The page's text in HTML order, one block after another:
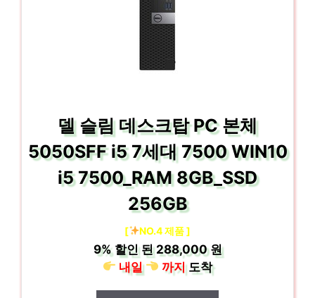
델 슬림 데스크탑 PC 본체
5050SFF i5 7세대 7500 WIN10
i5 7500_RAM 8GB_SSD
256GB
[ NO.4 제품 ]
9%할인 된288,000 원
내일
까지도착